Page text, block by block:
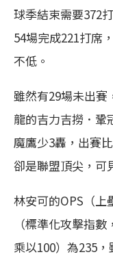
球季結束需要372
54場完成221打席
不低。
雖然有29場未出賽
龍的吉力吉撈．鞏
魔鷹少3轟，出賽
卻是聯盟頂尖，可
林安可的OPS（上
（標準化攻擊指
乘以100）為235